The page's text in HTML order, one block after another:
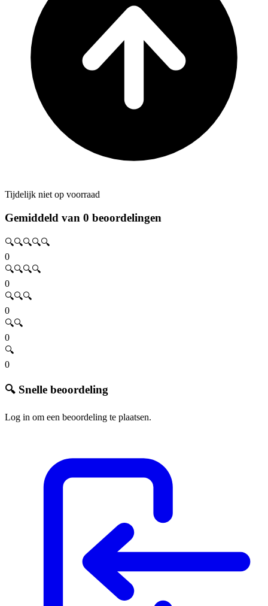
Tijdelijk niet op voorraad
Gemiddeld van 0 beoordelingen
🔍🔍🔍🔍🔍
0
🔍🔍🔍🔍
0
🔍🔍🔍
0
🔍🔍
0
🔍
0
🔍 Snelle beoordeling
Log in om een beoordeling te plaatsen.